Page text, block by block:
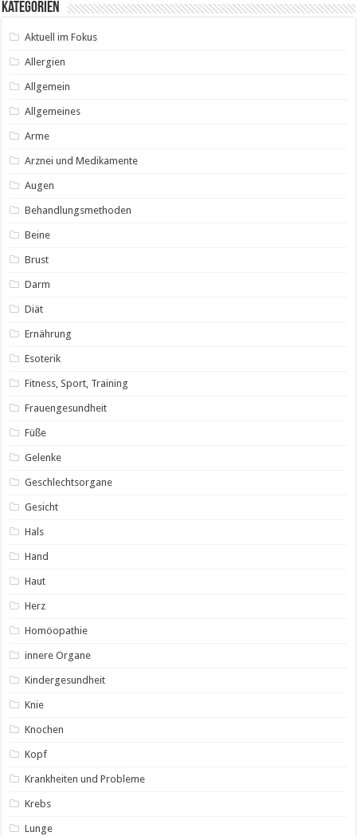
Kategorien
Aktuell im Fokus
Allergien
Allgemein
Allgemeines
Arme
Arznei und Medikamente
Augen
Behandlungsmethoden
Beine
Brust
Darm
Diät
Ernährung
Esoterik
Fitness, Sport, Training
Frauengesundheit
Füße
Gelenke
Geschlechtsorgane
Gesicht
Hals
Hand
Haut
Herz
Homöopathie
innere Organe
Kindergesundheit
Knie
Knochen
Kopf
Krankheiten und Probleme
Krebs
Lunge